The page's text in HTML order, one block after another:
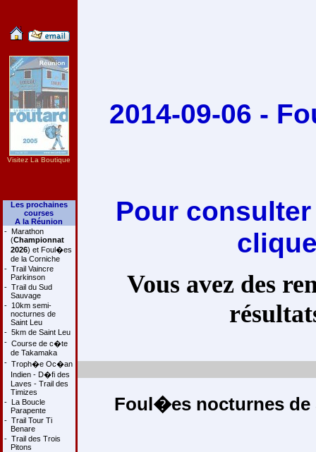
Visitez La Boutique
Les prochaines
courses
A la Réunion
- Marathon
(Championnat
2026) et Foul�es
de la Corniche
- Trail Vaincre
Parkinson
- Trail du Sud
Sauvage
- 10km semi-
nocturnes de
Saint Leu
- 5km de Saint Leu
- Course de c�te
de Takamaka
- Troph�e Oc�an
Indien - D�fi des
Laves - Trail des
Timizes
- La Boucle
Parapente
- Trail Tour Ti
Benare
- Trail des Trois
Pitons
2014-09-06 -
Pour
Vous avez des
Foul�es nocturnes de